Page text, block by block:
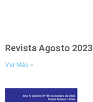
Revista Agosto 2023
Ver Más »